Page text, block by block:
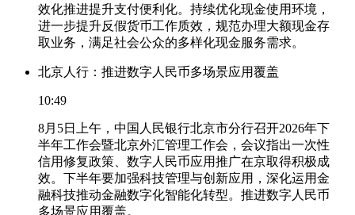
效化推进提升支付便利化。持续优化现金使用环境，
进一步提升反假货币工作质效，规范办理大额现金存
取业务，满足社会公众的多样化现金服务需求。
北京人行：推进数字人民币多场景应用覆盖
10:49
8月5日上午，中国人民银行北京市分行召开2026年下
半年工作会暨北京外汇管理工作会，会议指出一次性
信用修复政策、数字人民币应用推广在京取得积极成
效。下半年要加强科技管理与创新应用，深化运用金
融科技推动金融数字化智能化转型。推进数字人民币
多场景应用覆盖。